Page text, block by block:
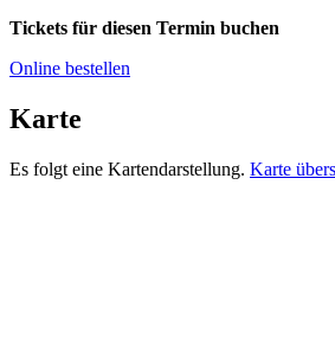
Tickets für diesen Termin buchen
Online bestellen
Karte
Es folgt eine Kartendarstellung. Karte